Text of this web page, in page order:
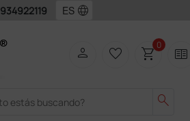
934922119 language
search
person favorite_border shopping_cart0 two_pager